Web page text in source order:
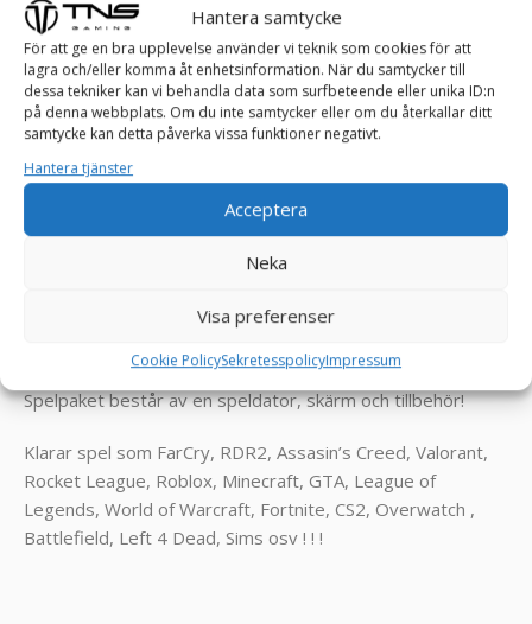
Hantera samtycke
För att ge en bra upplevelse använder vi teknik som cookies för att
lagra och/eller komma åt enhetsinformation. När du samtycker till
dessa tekniker kan vi behandla data som surfbeteende eller unika ID:n
på denna webbplats. Om du inte samtycker eller om du återkallar ditt
samtycke kan detta påverka vissa funktioner negativt.
Hantera tjänster
Acceptera
Neka
Visa preferenser
Cookie PolicySekretesspolicyImpressum
TNS SPELPAKET
skönhet med vår Spelpaket!
I den förtrollande världen av gaming, där äventyr väntar
bakom varje pixel och spänning pulserar genom varje
en sagolik upplevelse som går bortom gränserna för
är en resa, och varje framsteg är en triumf. Vår TNS
Spelpaket består av en speldator, skärm och tillbehör!
Klarar spel som FarCry, RDR2, Assasin’s Creed, Valorant,
Rocket League, Roblox, Minecraft, GTA, League of
Legends, World of Warcraft, Fortnite, CS2, Overwatch ,
Battlefield, Left 4 Dead, Sims osv ! ! !